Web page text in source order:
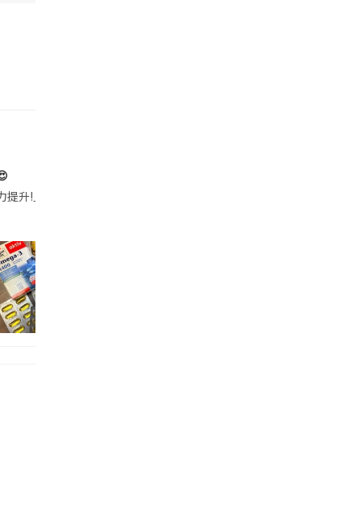
帶的行動電源機身已標示「10000mAh」，卻仍被要求當場丟
提升!｣ 長時間對住電腦､剪片寫稿,成日覺得眼睛乾澀､腦袋好似｢斷